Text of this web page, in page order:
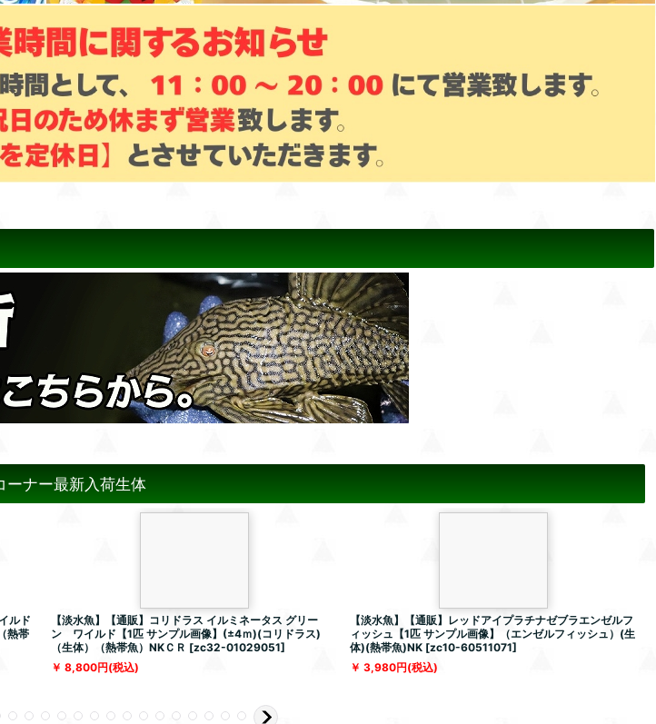
ーナー最新入荷生体
ルド
熱帯
【淡水魚】【通販】コリドラス イルミネータス グリー
ン ワイルド【1匹 サンプル画像】(±4ｍ)(コリドラス)
（生体）（熱帯魚）NKＣＲ [zc32-01029051]
8,800円(税込)
【淡水魚】【通販】レッドアイプラチナゼブラエンゼルフ
ィッシュ【1匹 サンプル画像】（エンゼルフィッシュ）(生
体)(熱帯魚)NK [zc10-60511071]
3,980円(税込)